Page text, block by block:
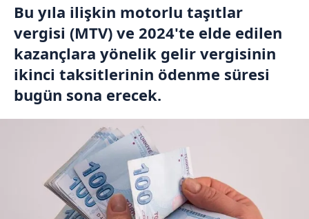
Bu yıla ilişkin motorlu taşıtlar
vergisi (MTV) ve 2024'te elde edilen
kazançlara yönelik gelir vergisinin
ikinci taksitlerinin ödenme süresi
bugün sona erecek.